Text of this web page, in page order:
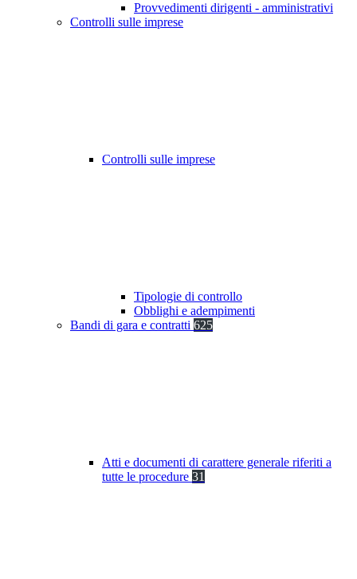
Provvedimenti dirigenti - amministrativi
Controlli sulle imprese
Controlli sulle imprese
Tipologie di controllo
Obblighi e adempimenti
Bandi di gara e contratti 625
Atti e documenti di carattere generale riferiti a
tutte le procedure 31